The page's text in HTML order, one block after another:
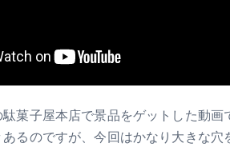
菓子屋本店で景品をゲットした動画
るのですが、今回はかなり大きな穴